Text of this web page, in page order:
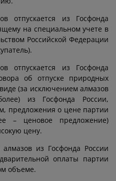
отпускается из Госфонда
на специальном учете в
Российской Федерации
отпускается из Госфонда
об отпуске природных
(за исключением алмазов
из Госфонда России,
предложения о цене партии
– ценовое предложение)
цену.
из Госфонда России
оплаты партии
объеме.